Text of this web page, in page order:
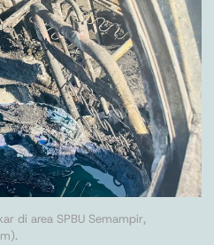
di area SPBU Semampir,